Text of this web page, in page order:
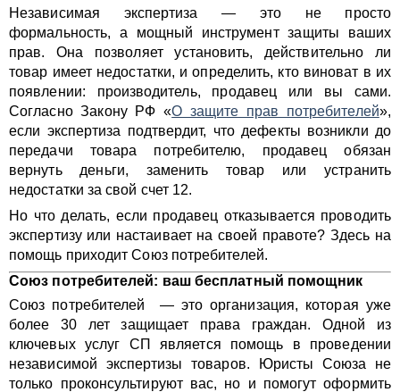
Независимая экспертиза — это не просто
формальность, а мощный инструмент защиты ваших
прав. Она позволяет установить, действительно ли
товар имеет недостатки, и определить, кто виноват в их
появлении: производитель, продавец или вы сами.
Согласно Закону РФ «О защите прав потребителей»,
если экспертиза подтвердит, что дефекты возникли до
передачи товара потребителю, продавец обязан
вернуть деньги, заменить товар или устранить
недостатки за свой счет 12.
Но что делать, если продавец отказывается проводить
экспертизу или настаивает на своей правоте? Здесь на
помощь приходит Союз потребителей.
Союз потребителей: ваш бесплатный помощник
Союз потребителей — это организация, которая уже
более 30 лет защищает права граждан. Одной из
ключевых услуг СП является помощь в проведении
независимой экспертизы товаров. Юристы Союза не
только проконсультируют вас, но и помогут оформить